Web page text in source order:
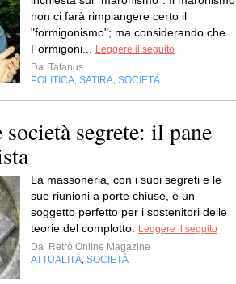
non ci farà rimpiangere certo il
"formigonismo"; ma considerando che
Formigoni...
Leggere il seguito
Da Tafanus
POLITICA SATIRA SOCIETÀ
segrete: il pane
La massoneria, con i suoi segreti e le
sue riunioni a porte chiuse, è un
soggetto perfetto per i sostenitori delle
teorie del complotto.
Leggere il seguito
Da Retrò Online Magazine
ATTUALITÀ SOCIETÀ